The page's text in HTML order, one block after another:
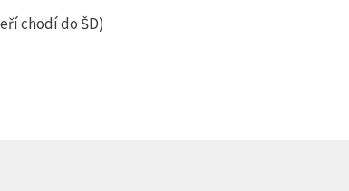
chodí do ŠD)